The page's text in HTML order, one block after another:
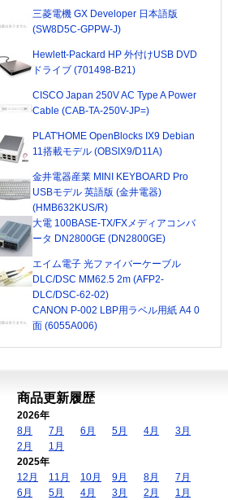
三菱電機 GX Developer 日本語版
(SW8D5C-GPPW-J)
Hewlett-Packard HP 外付けUSB DVD
ドライブ (701498-B21)
CISCO Japan 250V AC Type A Power
Cable (CAB-TA-250V-JP=)
PLAT'HOME OpenBlocks IX9 Debian
11搭載モデル (OBSIX9/D11A)
金井電器産業 MINI KEYBOARD Pro
USBモデル 英語版 (金井電器)
(HMB632KUS/R)
大電 100BASE-TX/FXメディアコンバ
ータ DN2800GE (DN2800GE)
エイム電子 光ファイバーケーブル
DLC/DSC MM62.5 2m (AFP2-
DLC/DSC-62-02)
CANON P-002 LBP用ラベル用紙 A4 0
面 (6055A006)
商品更新履歴
2026年
8月
7月 6月 5月 4月
3月
2月
1月
2025年
12月
11月 10月 9月 8月
7月
6月
5月 4月 3月 2月
1月